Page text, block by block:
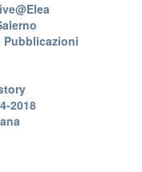
Pubblicazioni
2018